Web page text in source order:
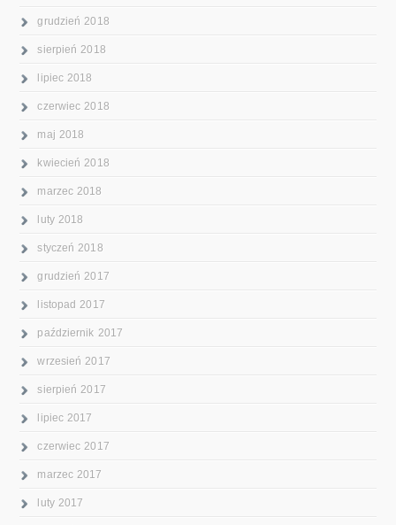
grudzień 2018
sierpień 2018
lipiec 2018
czerwiec 2018
maj 2018
kwiecień 2018
marzec 2018
luty 2018
styczeń 2018
grudzień 2017
listopad 2017
październik 2017
wrzesień 2017
sierpień 2017
lipiec 2017
czerwiec 2017
marzec 2017
luty 2017